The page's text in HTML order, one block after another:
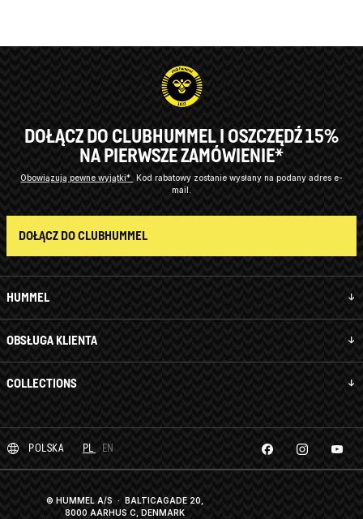
HUMMEL
OBSŁUGA KLIENTA
COLLECTIONS
DOŁĄCZ DO CLUBHUMMEL I OSZCZĘDŹ 15%
NA PIERWSZE ZAMÓWIENIE*
Obowiązują pewne wyjątki*
Kod rabatowy zostanie wysłany na podany adres e-
mail.
DOŁĄCZ DO CLUBHUMMEL
POLSKA PL EN
© HUMMEL A/S · BALTICAGADE 20,
8000 AARHUS C, DENMARK